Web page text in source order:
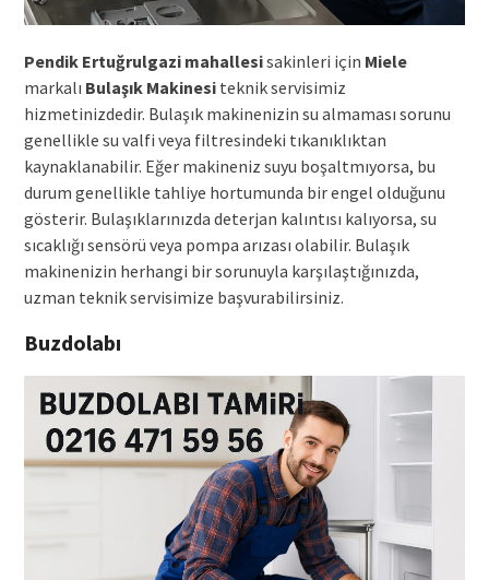
Pendik Ertuğrulgazi mahallesisakinleri için Miele
markalı Bulaşık Makinesiteknik servisimiz
hizmetinizdedir. Bulaşık makinenizin su almaması sorunu
genellikle su valfi veya filtresindeki tıkanıklıktan
kaynaklanabilir. Eğer makineniz suyu boşaltmıyorsa, bu
durum genellikle tahliye hortumunda bir engel olduğunu
gösterir. Bulaşıklarınızda deterjan kalıntısı kalıyorsa, su
sıcaklığı sensörü veya pompa arızası olabilir. Bulaşık
makinenizin herhangi bir sorunuyla karşılaştığınızda,
uzman teknik servisimize başvurabilirsiniz.
Buzdolabı